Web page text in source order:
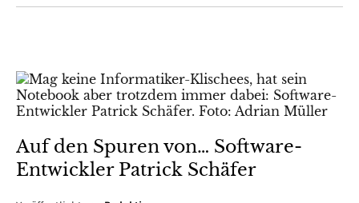
Auf den Spuren von… Software-
Entwickler Patrick Schäfer